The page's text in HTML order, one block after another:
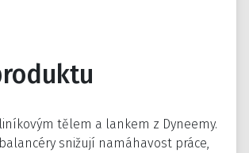
tělem a lankem z Dyneemy.
snižují namáhavost práce,